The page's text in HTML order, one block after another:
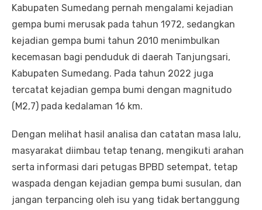
Kabupaten Sumedang pernah mengalami kejadian
gempa bumi merusak pada tahun 1972, sedangkan
kejadian gempa bumi tahun 2010 menimbulkan
kecemasan bagi penduduk di daerah Tanjungsari,
Kabupaten Sumedang. Pada tahun 2022 juga
tercatat kejadian gempa bumi dengan magnitudo
(M2,7) pada kedalaman 16 km.
Dengan melihat hasil analisa dan catatan masa lalu,
masyarakat diimbau tetap tenang, mengikuti arahan
serta informasi dari petugas BPBD setempat, tetap
waspada dengan kejadian gempa bumi susulan, dan
jangan terpancing oleh isu yang tidak bertanggung